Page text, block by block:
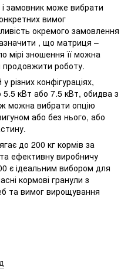
замовник може вибрати
вимог
окремого замовлення
, що матриця –
мірі зношення її можна
продовжити роботу.
різних конфігураціях,
кВт або 7.5 кВт, обидва з
можна вибрати опцію
або без нього, або
до 200 кг кормів за
ефективну виробничу
є ідеальним вибором для
кормові гранули з
та вимог вирощування